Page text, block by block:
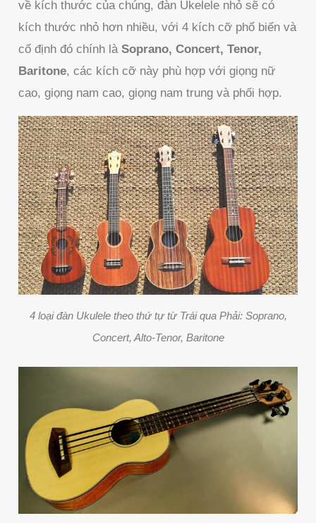
về kích thước của chúng, đàn Ukelele nhỏ sẽ có
kích thước nhỏ hơn nhiều, với 4 kích cỡ phổ biến và
cố định đó chính làSoprano, Concert, Tenor,
Baritone, các kích cỡ này phù hợp với giọng nữ
cao, giọng nam cao, giọng nam trung và phối hợp.
4 loại đàn Ukulele theo thứ tự từ Trái qua Phải: Soprano,
Concert, Alto-Tenor, Baritone